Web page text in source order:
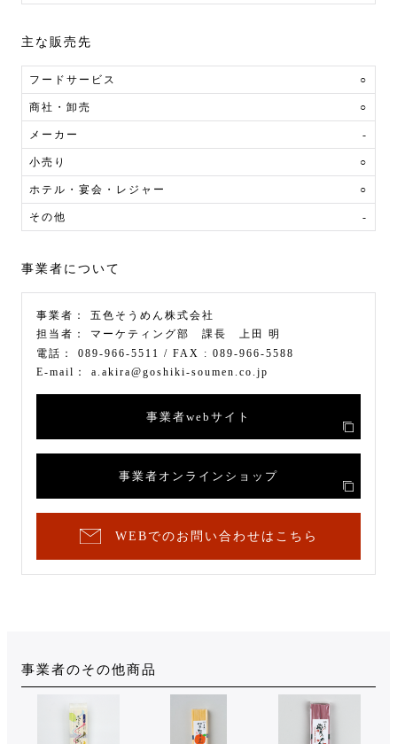
主な販売先
フードサービス ○
商社・卸売 ○
メーカー -
小売り ○
ホテル・宴会・レジャー ○
その他 -
事業者について
事業者： 五色そうめん株式会社
担当者： マーケティング部 課長 上田 明
電話： 089-966-5511 / FAX : 089-966-5588
E-mail： a.akira@goshiki-soumen.co.jp
事業者webサイト
事業者オンラインショップ
WEBでのお問い合わせはこちら
事業者のその他商品